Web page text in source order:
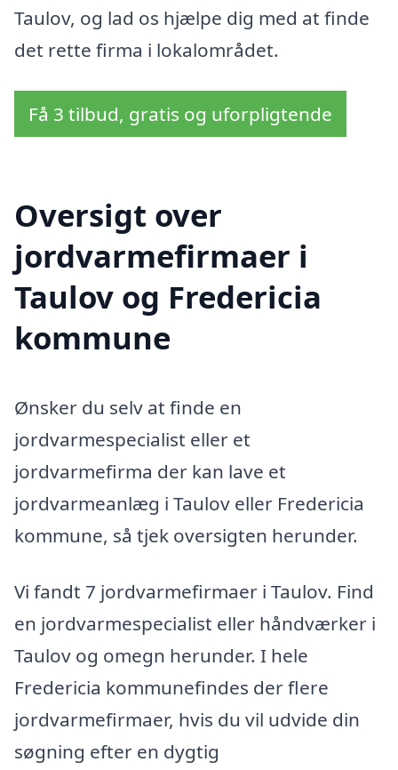
Taulov, og lad os hjælpe dig med at finde
det rette firma i lokalområdet.
Få 3 tilbud, gratis og uforpligtende
Oversigt over
jordvarmefirmaer i
Taulov og Fredericia
kommune
Ønsker du selv at finde en
jordvarmespecialist eller et
jordvarmefirma der kan lave et
jordvarmeanlæg i Taulov eller Fredericia
kommune, så tjek oversigten herunder.
Vi fandt 7 jordvarmefirmaer i Taulov. Find
en jordvarmespecialist eller håndværker i
Taulov og omegn herunder. I hele
Fredericia kommunefindes der flere
jordvarmefirmaer, hvis du vil udvide din
søgning efter en dygtig